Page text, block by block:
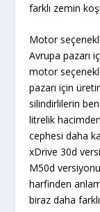
farklı zemin
Motor
Avrupa pazarı
motor
pazarı için
silindirlilerin
litrelik
cephesi daha
xDrive 30d
M50d
harfinden
biraz daha